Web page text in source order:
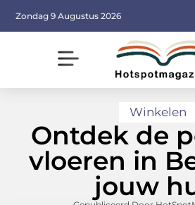
Zondag 9 Augustus 2026
Winkelen
Ontdek de
vloeren in
jouw